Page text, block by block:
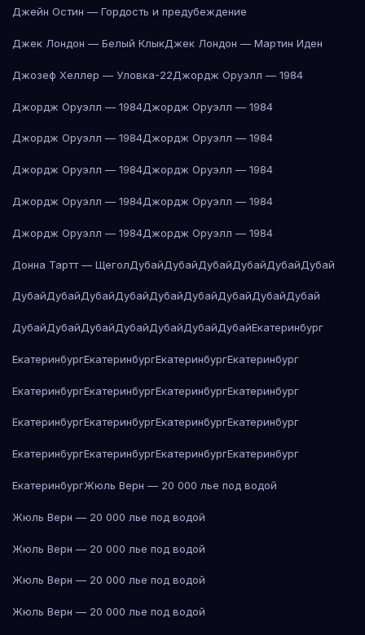
Джейн Остин — Гордость и предубеждение
Джек Лондон — Белый КлыкДжек Лондон — Мартин Иден
Джозеф Хеллер — Уловка-22Джордж Оруэлл — 1984
Джордж Оруэлл — 1984Джордж Оруэлл — 1984
Джордж Оруэлл — 1984Джордж Оруэлл — 1984
Джордж Оруэлл — 1984Джордж Оруэлл — 1984
Джордж Оруэлл — 1984Джордж Оруэлл — 1984
Джордж Оруэлл — 1984Джордж Оруэлл — 1984
Донна Тартт — ЩеголДубайДубайДубайДубайДубайДубай
ДубайДубайДубайДубайДубайДубайДубайДубайДубай
ДубайДубайДубайДубайДубайДубайДубайЕкатеринбург
ЕкатеринбургЕкатеринбургЕкатеринбургЕкатеринбург
ЕкатеринбургЕкатеринбургЕкатеринбургЕкатеринбург
ЕкатеринбургЕкатеринбургЕкатеринбургЕкатеринбург
ЕкатеринбургЕкатеринбургЕкатеринбургЕкатеринбург
ЕкатеринбургЖюль Верн — 20 000 лье под водой
Жюль Верн — 20 000 лье под водой
Жюль Верн — 20 000 лье под водой
Жюль Верн — 20 000 лье под водой
Жюль Верн — 20 000 лье под водой